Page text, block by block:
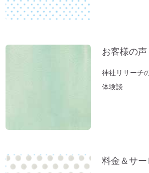
お客様の声
神社リサーチ
体験談
料金＆サー